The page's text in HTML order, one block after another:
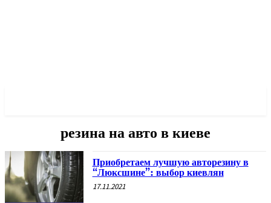
резина на авто в киеве
Приобретаем лучшую авторезину в
“Люксшине”: выбор киевлян
17.11.2021